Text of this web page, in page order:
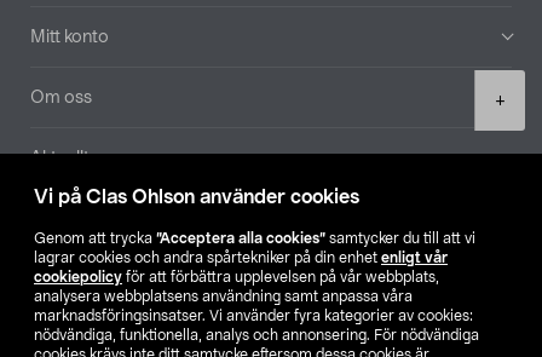
Vi på Clas Ohlson använder cookies
Genom att trycka ”Acceptera alla cookies” samtycker du till att vi
lagrar cookies och andra spårtekniker på din enhet enligt vår
cookiepolicy för att förbättra upplevelsen på vår webbplats,
analysera webbplatsens användning samt anpassa våra
marknadsföringsinsatser. Vi använder fyra kategorier av cookies:
nödvändiga, funktionella, analys och annonsering. För nödvändiga
+
Mitt konto
Om oss
Aktuellt
Hitta butik
SE NO FI